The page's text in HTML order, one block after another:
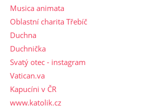
Musica animata
Oblastní charita Třebíč
Duchna
Duchnička
Svatý otec - instagram
Vatican.va
Kapucíni v ČR
www.katolik.cz